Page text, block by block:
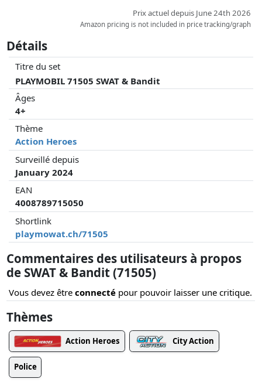
Prix actuel depuis June 24th 2026
Amazon pricing is not included in price tracking/graph
Détails
Titre du set
PLAYMOBIL 71505 SWAT & Bandit
Âges
4+
Thème
Action Heroes
Surveillé depuis
January 2024
EAN
4008789715050
Shortlink
playmowat.ch/71505
Commentaires des utilisateurs à propos
de SWAT & Bandit (71505)
Vous devez être connecté pour pouvoir laisser une critique.
Thèmes
Action Heroes City Action
Police